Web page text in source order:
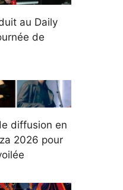
au Daily
de
diffusion en
2026 pour